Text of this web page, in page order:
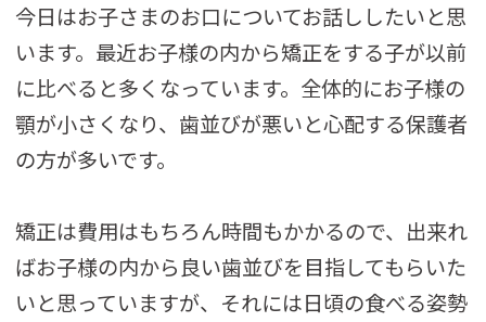
今日はお子さまのお口についてお話ししたいと思
います。最近お子様の内から矯正をする子が以前
に比べると多くなっています。全体的にお子様の
顎が小さくなり、歯並びが悪いと心配する保護者
の方が多いです。
矯正は費用はもちろん時間もかかるので、出来れ
ばお子様の内から良い歯並びを目指してもらいた
いと思っていますが、それには日頃の食べる姿勢